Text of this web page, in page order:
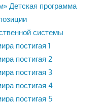
Детская программа
системы
постигая 1
постигая 2
постигая 3
постигая 4
постигая 5